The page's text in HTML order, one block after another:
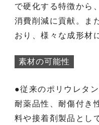
で硬化する特徴から
消費削減に貢献。ま
おり、様々な成形材
素材の可能性
●従来のポリウレタ
耐薬品性、耐傷付き
料や接着剤製品とし